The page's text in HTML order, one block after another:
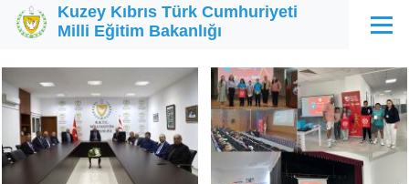
Ana içeriğe atla
Kuzey Kıbrıs Türk Cumhuriyeti
Milli Eğitim Bakanlığı
Menü